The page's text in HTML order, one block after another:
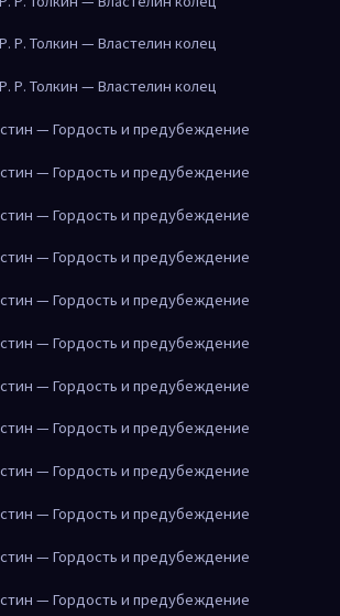
Р. Толкин — Властелин колец
Р. Толкин — Властелин колец
— Гордость и предубеждение
— Гордость и предубеждение
— Гордость и предубеждение
— Гордость и предубеждение
— Гордость и предубеждение
— Гордость и предубеждение
— Гордость и предубеждение
— Гордость и предубеждение
— Гордость и предубеждение
— Гордость и предубеждение
— Гордость и предубеждение
— Гордость и предубеждение